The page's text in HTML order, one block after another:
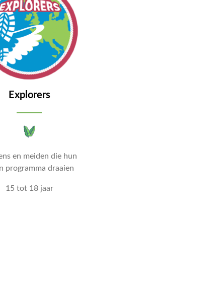
Explorers
en meiden die hun
programma draaien
15 tot 18 jaar